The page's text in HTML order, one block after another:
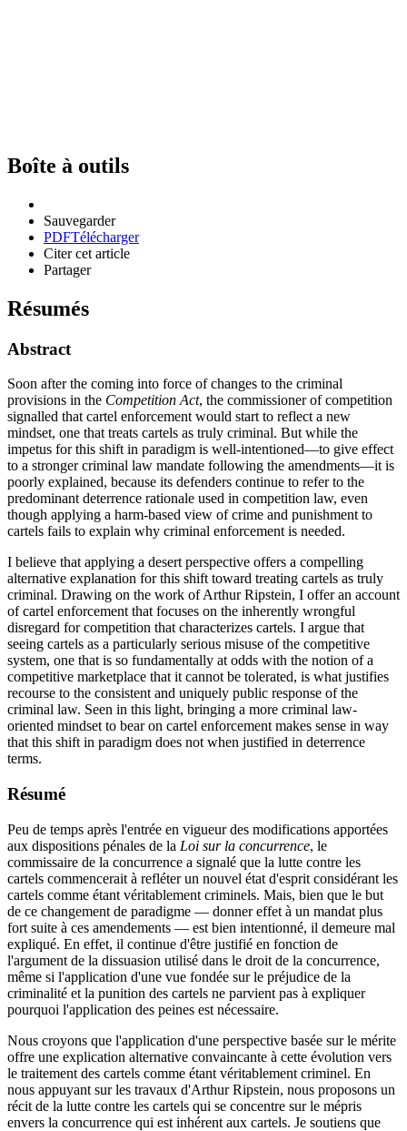
Boîte à outils
Sauvegarder
PDFTélécharger
Citer cet article
Partager
Résumés
Abstract
Soon after the coming into force of changes to the criminal
provisions in the Competition Act, the commissioner of competition
signalled that cartel enforcement would start to reflect a new
mindset, one that treats cartels as truly criminal. But while the
impetus for this shift in paradigm is well-intentioned—to give effect
to a stronger criminal law mandate following the amendments—it is
poorly explained, because its defenders continue to refer to the
predominant deterrence rationale used in competition law, even
though applying a harm-based view of crime and punishment to
cartels fails to explain why criminal enforcement is needed.
I believe that applying a desert perspective offers a compelling
alternative explanation for this shift toward treating cartels as truly
criminal. Drawing on the work of Arthur Ripstein, I offer an account
of cartel enforcement that focuses on the inherently wrongful
disregard for competition that characterizes cartels. I argue that
seeing cartels as a particularly serious misuse of the competitive
system, one that is so fundamentally at odds with the notion of a
competitive marketplace that it cannot be tolerated, is what justifies
recourse to the consistent and uniquely public response of the
criminal law. Seen in this light, bringing a more criminal law-
oriented mindset to bear on cartel enforcement makes sense in way
that this shift in paradigm does not when justified in deterrence
terms.
Résumé
Peu de temps après l'entrée en vigueur des modifications apportées
aux dispositions pénales de la Loi sur la concurrence, le
commissaire de la concurrence a signalé que la lutte contre les
cartels commencerait à refléter un nouvel état d'esprit considérant les
cartels comme étant véritablement criminels. Mais, bien que le but
de ce changement de paradigme — donner effet à un mandat plus
fort suite à ces amendements — est bien intentionné, il demeure mal
expliqué. En effet, il continue d'être justifié en fonction de
l'argument de la dissuasion utilisé dans le droit de la concurrence,
même si l'application d'une vue fondée sur le préjudice de la
criminalité et la punition des cartels ne parvient pas à expliquer
pourquoi l'application des peines est nécessaire.
Nous croyons que l'application d'une perspective basée sur le mérite
offre une explication alternative convaincante à cette évolution vers
le traitement des cartels comme étant véritablement criminel. En
nous appuyant sur les travaux d'Arthur Ripstein, nous proposons un
récit de la lutte contre les cartels qui se concentre sur le mépris
envers la concurrence qui est inhérent aux cartels. Je soutiens que